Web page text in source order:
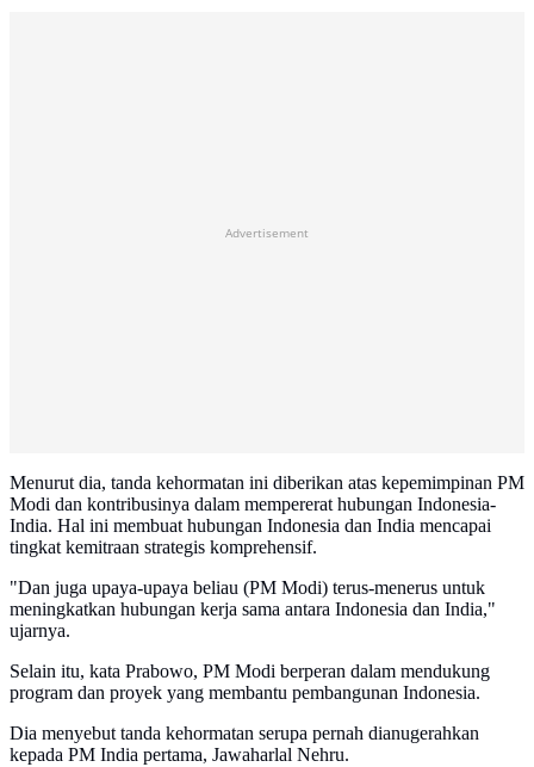
Advertisement
Menurut dia, tanda kehormatan ini diberikan atas kepemimpinan PM
Modi dan kontribusinya dalam mempererat hubungan Indonesia-
India. Hal ini membuat hubungan Indonesia dan India mencapai
tingkat kemitraan strategis komprehensif.
"Dan juga upaya-upaya beliau (PM Modi) terus-menerus untuk
meningkatkan hubungan kerja sama antara Indonesia dan India,"
ujarnya.
Selain itu, kata Prabowo, PM Modi berperan dalam mendukung
program dan proyek yang membantu pembangunan Indonesia.
Dia menyebut tanda kehormatan serupa pernah dianugerahkan
kepada PM India pertama, Jawaharlal Nehru.